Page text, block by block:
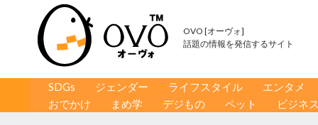
OVO [オーヴォ]
話題の情報を発信するサイト
コンテンツへ移動
SDGs ジェンダー ライフスタイル
エンタメ
おでかけ
まめ学 デジもの ペット ビジネ